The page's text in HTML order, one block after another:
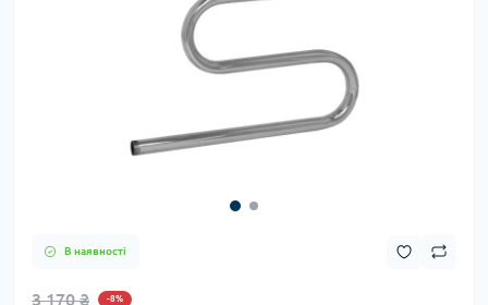
В наявності
3 170 ₴ -8%